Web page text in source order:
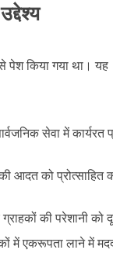
पेश किया गया था।
सेवा में कार्यरत
को प्रोत्साहित
की परेशानी को
में एकरूपता लाने में